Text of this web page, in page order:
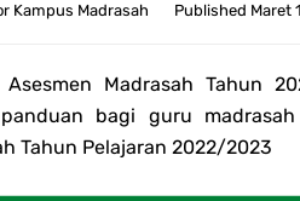
ASAT/PAT Kelas 5 SD/MI
Kampus Madrasah Published Maret
Asesmen Madrasah Tahun
bagi guru
Tahun Pelajaran 2022/2023